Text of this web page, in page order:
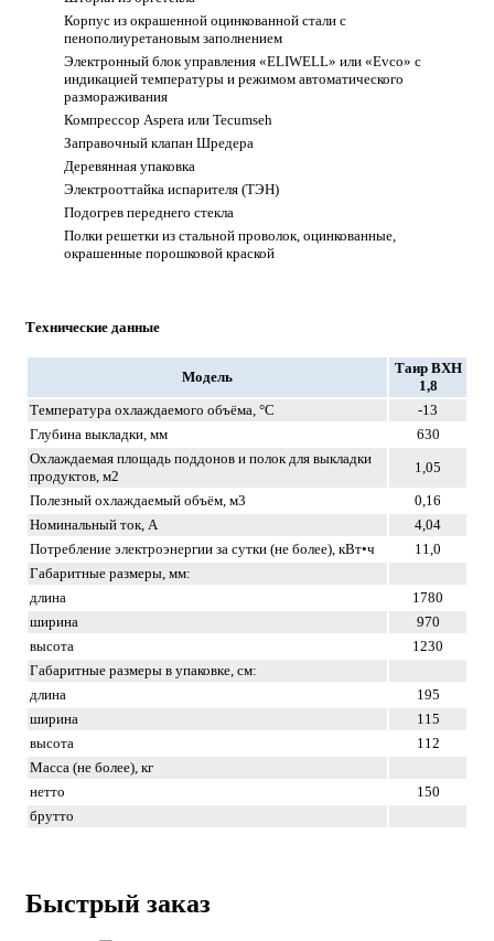
Корпус из окрашенной оцинкованной стали с
пенополиуретановым заполнением
Электронный блок управления «ELIWELL» или «Evco» с
индикацией температуры и режимом автоматического
размораживания
Компрессор Aspera или Tecumseh
Заправочный клапан Шредера
Деревянная упаковка
Электрооттайка испарителя (ТЭН)
Подогрев переднего стекла
Полки решетки из стальной проволок, оцинкованные,
окрашенные порошковой краской
Технические данные
Модель
Таир ВХН
1,8
Температура охлаждаемого объёма, °C
-13
Глубина выкладки, мм
630
Охлаждаемая площадь поддонов и полок для выкладки
продуктов, м2
1,05
Полезный охлаждаемый объём, м3
0,16
Номинальный ток, A
4,04
Потребление электроэнергии за сутки (не более), кВт•ч
11,0
Габаритные размеры, мм:
длина
1780
ширина
970
высота
1230
Габаритные размеры в упаковке, см:
длина
195
ширина
115
высота
112
Масса (не более), кг
нетто
150
брутто
Быстрый заказ